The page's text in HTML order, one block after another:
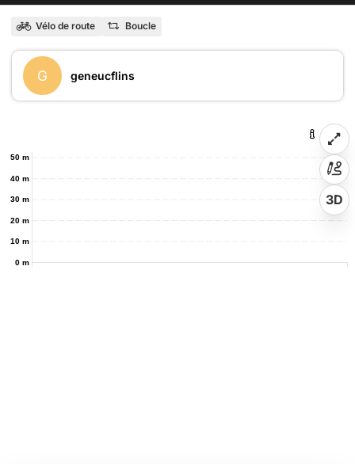
Vélo de route Boucle
G geneucflins
0 m
10 m
20 m
30 m
40 m
50 m
3D